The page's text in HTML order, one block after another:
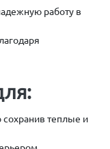
работу в
сохранив теплые и